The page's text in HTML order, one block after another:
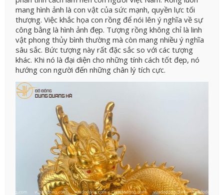
mang hình ảnh là con vật của sức mạnh, quyền lực tối
thượng. Việc khắc họa con rồng để nói lên ý nghĩa về sự
công bằng là hình ảnh đẹp. Tượng rồng không chỉ là linh
vật phong thủy bình thường mà còn mang nhiều ý nghĩa
sâu sắc. Bức tượng này rất đặc sắc so với các tượng
khác. Khi nó là đại diện cho những tính cách tốt đẹp, nó
hướng con người đến những chân lý tích cực.